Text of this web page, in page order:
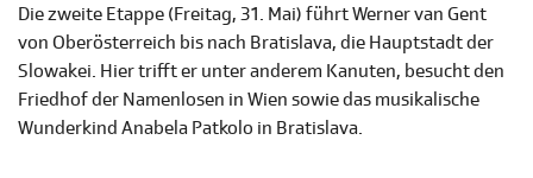
Die zweite Etappe (Freitag, 31. Mai) führt Werner van Gent
von Oberösterreich bis nach Bratislava, die Hauptstadt der
Slowakei. Hier trifft er unter anderem Kanuten, besucht den
Friedhof der Namenlosen in Wien sowie das musikalische
Wunderkind Anabela Patkolo in Bratislava.